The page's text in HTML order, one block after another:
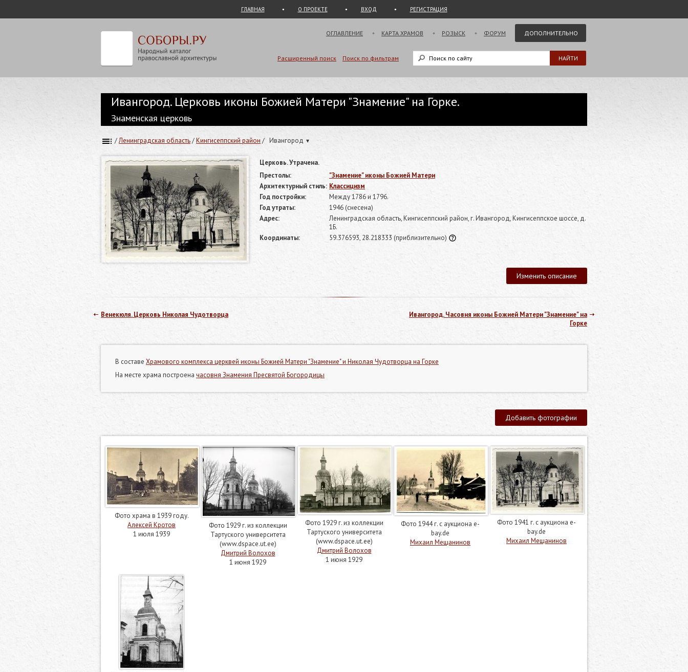
ГЛАВНАЯ О ПРОЕКТЕ ВХОД РЕГИСТРАЦИЯ
ОГЛАВЛЕНИЕ КАРТА ХРАМОВ РОЗЫСК ФОРУМ ДОПОЛНИТЕЛЬНО
Расширенный поиск Поиск по фильтрам
Ивангород. Церковь иконы Божией Матери "Знамение" на Горке.
Знаменская церковь
/Ленинградская область/Кингисеппский район / Ивангород ▾
Церковь. Утрачена.
Престолы:
"Знамение" иконы Божией Матери
Архитектурный стиль: Классицизм
Год постройки:
Между 1786 и 1796.
Год утраты:
1946 (снесена)
Адрес:
Ленинградская область, Кингисеппский район, г. Ивангород, Кингисеппское шоссе, д.
1Б.
Координаты:
59.376593, 28.218333 (приблизительно)
Изменить описание
Ивангород. Часовня иконы Божией Матери "Знамение" на
Горке
Венекюля. Церковь Николая Чудотворца
В составе Храмового комплекса церквей иконы Божией Матери "Знамение" и Николая Чудотворца на Горке
На месте храма построена часовня Знамения Пресвятой Богородицы
Добавить фотографии
Фото храма в 1939 году.
Алексей Кротов
1 июля 1939
Фото 1929 г. из коллекции
Тартуского университета
(www.dspace.ut.ee)
Дмитрий Волохов
1 июня 1929
Фото 1929 г. из коллекции
Тартуского университета
(www.dspace.ut.ee)
Дмитрий Волохов
1 июня 1929
Фото 1944 г. с аукциона e-
bay.de
Михаил Мещанинов
Фото 1941 г. с аукциона e-
bay.de
Михаил Мещанинов